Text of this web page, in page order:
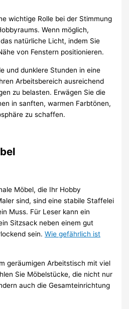
wichtige Rolle bei der Stimmung
Wenn möglich,
natürliche Licht, indem Sie
von Fenstern positionieren.
und dunklere Stunden in eine
Arbeitsbereich ausreichend
zu belasten. Erwägen Sie die
in sanften, warmen Farbtönen,
zu schaffen.
Möbel, die Ihr Hobby
sind, sind eine stabile Staffelei
Muss. Für Leser kann ein
Sitzsack neben einem gut
sein.Wie gefährlich ist
geräumigen Arbeitstisch mit viel
Sie Möbelstücke, die nicht nur
auch die Gesamteinrichtung